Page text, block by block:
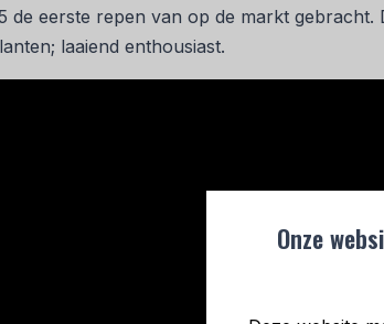
Onze
de eerste repen van op de markt gebracht.
laaiend enthousiast.